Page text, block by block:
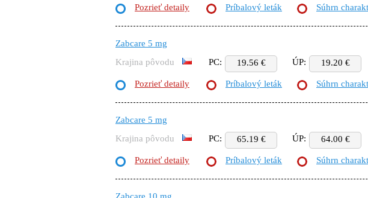
Pozrieť detaily Príbalový leták Súhrn
Zabcare 5 mg
Krajina pôvodu
PC: 19.56 € ÚP: 19.20 €
Pozrieť detaily Príbalový leták Súhrn
Zabcare 5 mg
Krajina pôvodu
PC: 65.19 € ÚP: 64.00 €
Pozrieť detaily Príbalový leták Súhrn